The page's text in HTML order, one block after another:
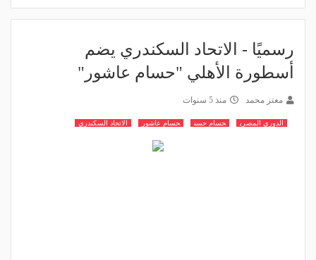
رسميًا - الاتحاد السكندري يضم
أسطورة الأهلي "حسام عاشور"
معتز محمد منذ 5 سنوات
الدوري المصري حسام حسن حسام عاشور الاتحاد السكندري